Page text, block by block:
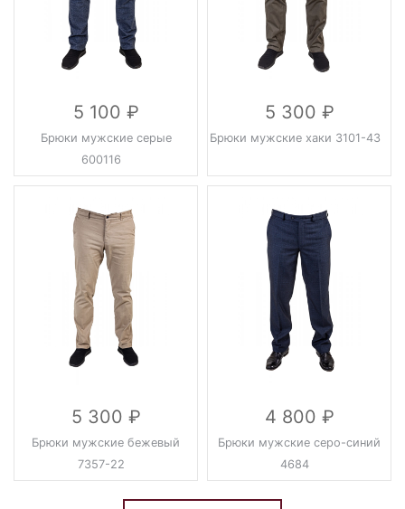
5 100
Брюки мужские серые
600116
5 300
Брюки мужские хаки 3101-43
5 300
Брюки мужские бежевый
7357-22
4 800
Брюки мужские серо-синий
4684